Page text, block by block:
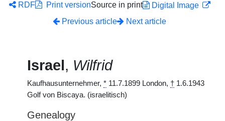
RDF
Print versionSource in print
Digital Image
Previous article
Next article
Israel, Wilfrid
Kaufhausunternehmer, * 11.7.1899 London, † 1.6.1943
Golf von Biscaya. (israelitisch)
Genealogy